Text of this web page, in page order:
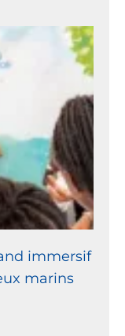
immersif
marins